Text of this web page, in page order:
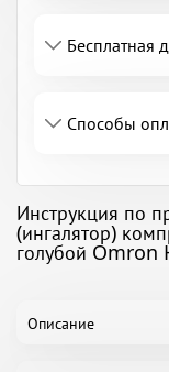
Бесплатная
Способы
Инструкция по
(ингалятор)
голубой Omron
Описание